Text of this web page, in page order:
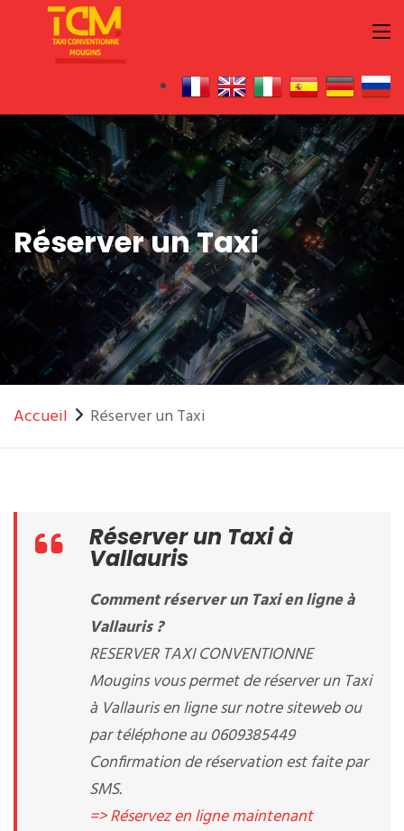
Réserver un Taxi
Accueil Réserver un Taxi
Réserver un Taxi à
Vallauris
Comment réserver un Taxi en ligne à
Vallauris ?
RESERVER TAXI CONVENTIONNE
Mougins vous permet de réserver un Taxi
à Vallauris en ligne sur notre siteweb ou
par téléphone au 0609385449
Confirmation de réservation est faite par
SMS.
=> Réservez en ligne maintenant